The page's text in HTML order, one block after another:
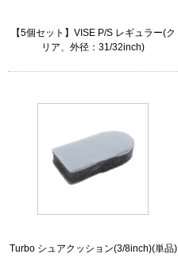
【5個セット】VISE P/S レギュラー(ク
リア、外径：31/32inch)
Turbo シュアクッション(3/8inch)(単品)